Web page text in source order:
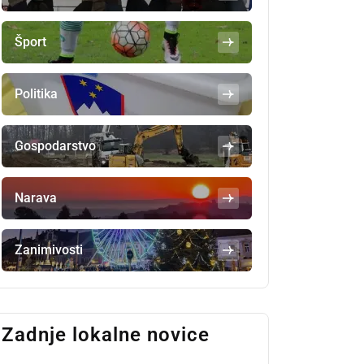
Šport
Politika
Gospodarstvo
Narava
Zanimivosti
Zadnje lokalne novice